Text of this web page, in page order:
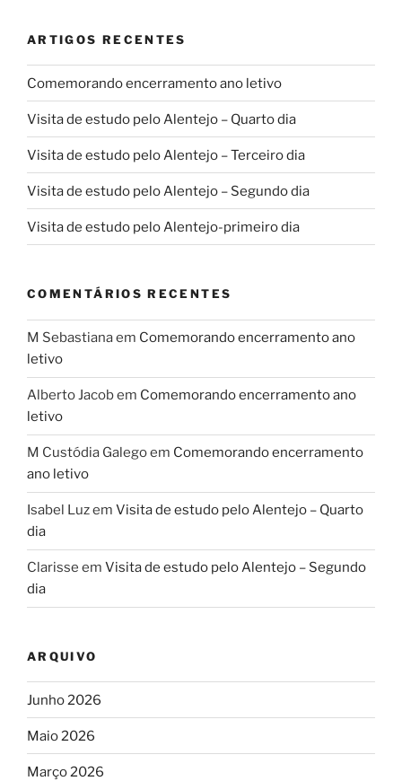
ARTIGOS RECENTES
Comemorando encerramento ano letivo
Visita de estudo pelo Alentejo – Quarto dia
Visita de estudo pelo Alentejo – Terceiro dia
Visita de estudo pelo Alentejo – Segundo dia
Visita de estudo pelo Alentejo-primeiro dia
COMENTÁRIOS RECENTES
M Sebastianaem Comemorando encerramento ano
letivo
Alberto Jacobem Comemorando encerramento ano
letivo
M Custódia Galegoem Comemorando encerramento
ano letivo
Isabel Luzem Visita de estudo pelo Alentejo – Quarto
dia
Clarisse em Visita de estudo pelo Alentejo – Segundo
dia
ARQUIVO
Junho 2026
Maio 2026
Março 2026